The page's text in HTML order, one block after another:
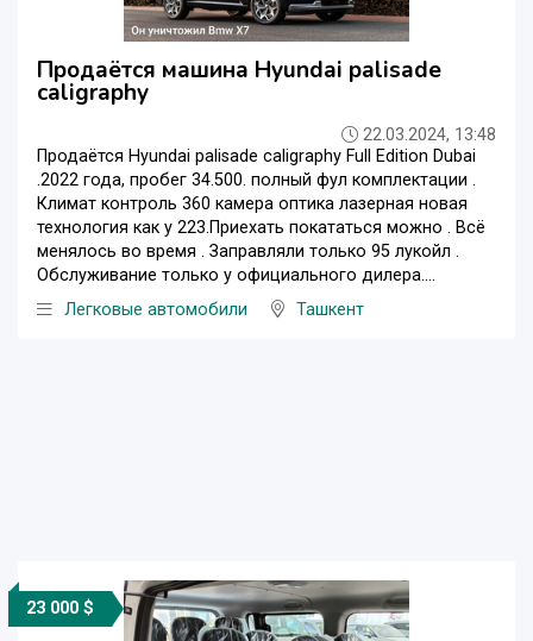
Продаётся машина Hyundai palisade
caligraphy
22.03.2024, 13:48
Продаётся Hyundai palisade caligraphy Full Edition Dubai
.2022 года, пробег 34.500. полный фул комплектации .
Климат контроль 360 камера оптика лазерная новая
технология как у 223.Приехать покататься можно . Всё
менялось во время . Заправляли только 95 лукойл .
Обслуживание только у официального дилера....
Легковые автомобили
Ташкент
23 000 $